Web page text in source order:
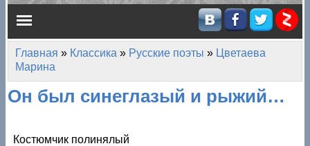
Главное меню
Вы здесь
Главная » Классика » Русские поэты » Цветаева
Марина
Он был синеглазый и рыжий…
Костюмчик полинялый